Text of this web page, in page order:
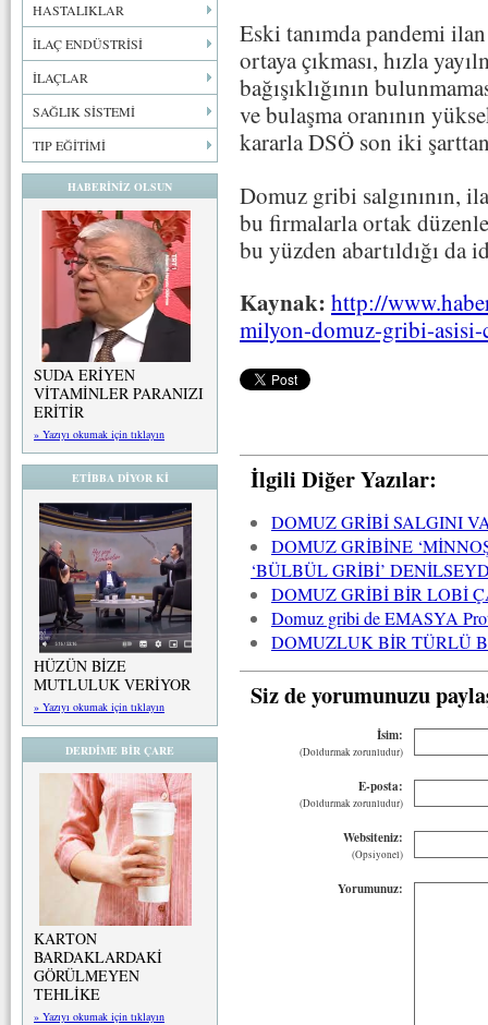
HASTALIKLAR
İLAÇ ENDÜSTRİSİ
İLAÇLAR
SAĞLIK SİSTEMİ
TIP EĞİTİMİ
HABERİNİZ OLSUN
SUDA ERİYEN
VİTAMİNLER PARANIZI
ERİTİR
» Yazıyı okumak için tıklayın
ETİBBA DİYOR Kİ
HÜZÜN BİZE
MUTLULUK VERİYOR
» Yazıyı okumak için tıklayın
DERDİME BİR ÇARE
KARTON
BARDAKLARDAKİ
GÖRÜLMEYEN
TEHLİKE
» Yazıyı okumak için tıklayın
Eski tanımda pandemi
ortaya çıkması, hızla
bağışıklığının
ve bulaşma oranının
kararla DSÖ son iki
Domuz gribi salgınının,
bu firmalarla ortak
bu yüzden abartıldığı da
Kaynak: http://
milyon-domuz-gribi-
İlgili Diğer Yazılar:
DOMUZ GRİBİ SALGINI
DOMUZ GRİBİNE
‘BÜLBÜL GRİBİ’
DOMUZ GRİBİ BİR LOBİ
Domuz gribi de EMASYA
DOMUZLUK BİR TÜRLÜ
Siz de yorumunuzu
İsim:
(Doldurmak zorunludur)
E-posta:
(Doldurmak zorunludur)
Websiteniz:
(Opsiyonel)
Yorumunuz: